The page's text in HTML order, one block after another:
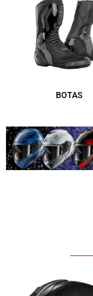
BOTAS
El
precio